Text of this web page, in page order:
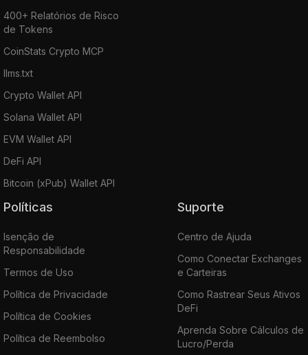
400+ Relatórios de Risco
de Tokens
CoinStats Crypto MCP
llms.txt
Crypto Wallet API
Solana Wallet API
EVM Wallet API
DeFi API
Bitcoin (xPub) Wallet API
Políticas
Isenção de
Responsabilidade
Termos de Uso
Política de Privacidade
Política de Cookies
Política de Reembolso
Suporte
Centro de Ajuda
Como Conectar Exchanges
e Carteiras
Como Rastrear Seus Ativos
DeFi
Aprenda Sobre Cálculos de
Lucro/Perda